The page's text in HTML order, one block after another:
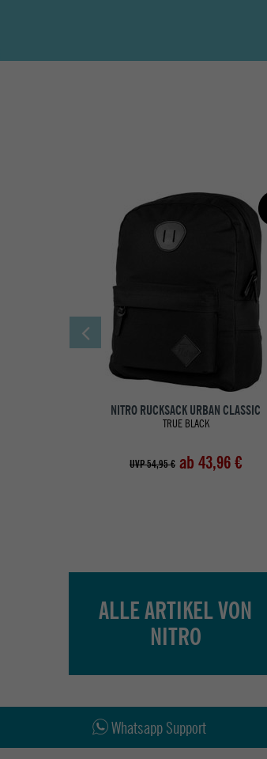
NITRO RUCKSACK URBAN CLASSIC
TRUE BLACK
UVP 54,95 € ab 43,96 €
ALLE ARTIKEL VON
NITRO
Whatsapp Support